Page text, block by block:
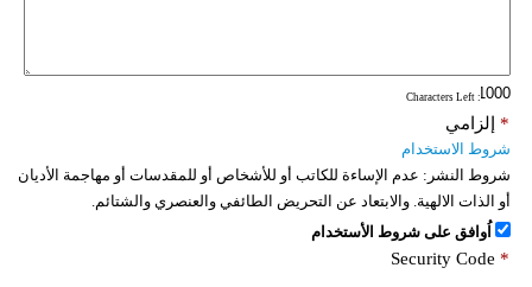
: Characters Left
إلزامي *
شروط الاستخدام
شروط النشر: عدم الإساءة للكاتب أو للأشخاص أو للمقدسات أو مهاجمة الأديان
أو الذات الالهية. والابتعاد عن التحريض الطائفي والعنصري والشتائم.
اُوافق على شروط الأستخدام
Security Code *